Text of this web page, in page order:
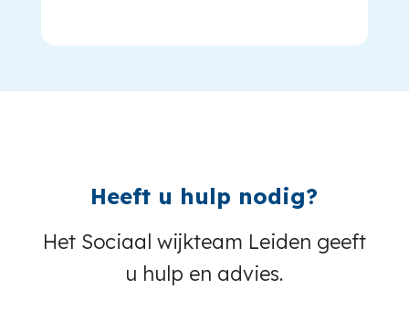
Heeft u hulp nodig?
Het Sociaal wijkteam Leiden geeft
u hulp en advies.